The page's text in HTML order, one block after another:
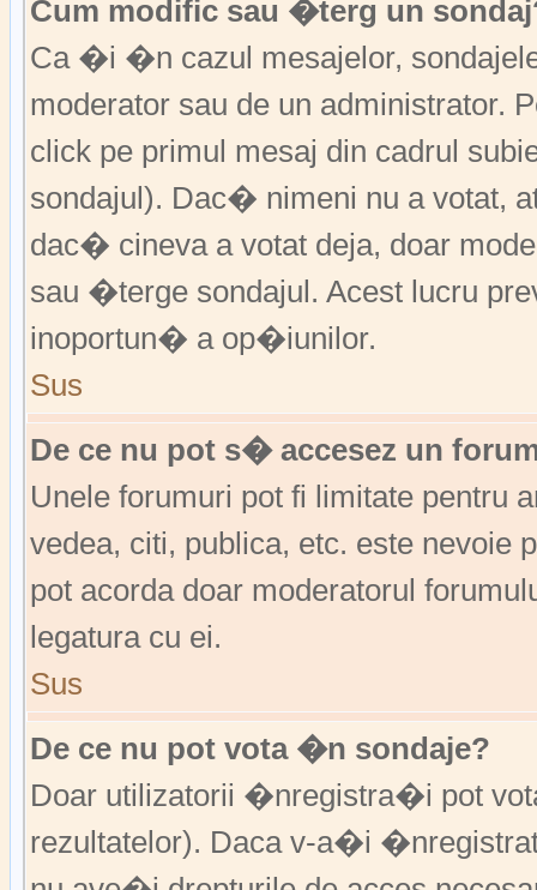
Cum modific sau �terg un
Ca �i �n cazul mesajelor,
moderator sau de un administrator.
click pe primul mesaj din cadrul
sondajul). Dac� nimeni nu a
dac� cineva a votat deja, doar
sau �terge sondajul. Acest lucru
inoportun� a op�iunilor.
Sus
De ce nu pot s� accesez un
Unele forumuri pot fi limitate pentru
vedea, citi, publica, etc. este
pot acorda doar moderatorul
legatura cu ei.
Sus
De ce nu pot vota �n sondaje?
Doar utilizatorii �nregistra�i pot
rezultatelor). Daca v-a�i